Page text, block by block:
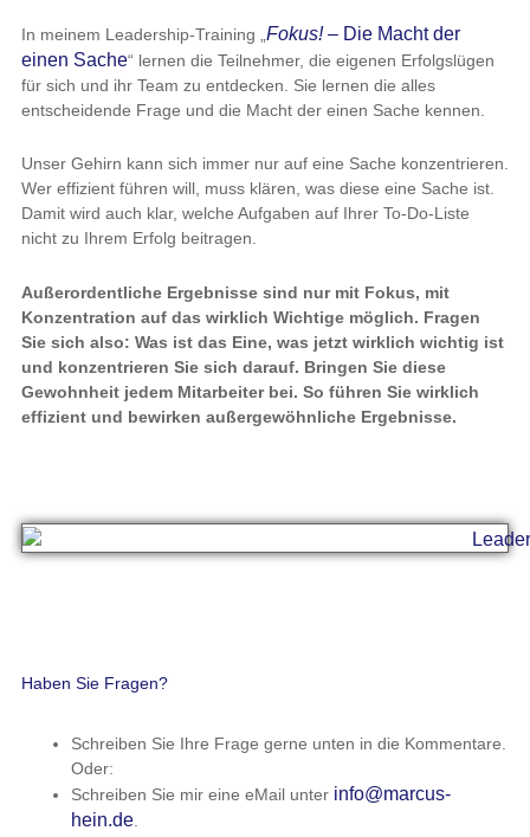
In meinem Leadership-Training „ Fokus!– Die Macht der
einen Sache“ lernen die Teilnehmer, die eigenen Erfolgslügen
für sich und ihr Team zu entdecken. Sie lernen die alles
entscheidende Frage und die Macht der einen Sache kennen.
Unser Gehirn kann sich immer nur auf eine Sache konzentrieren.
Wer effizient führen will, muss klären, was diese eine Sache ist.
Damit wird auch klar, welche Aufgaben auf Ihrer To-Do-Liste
nicht zu Ihrem Erfolg beitragen.
Außerordentliche Ergebnisse sind nur mit Fokus, mit
Konzentration auf das wirklich Wichtige möglich. Fragen
Sie sich also: Was ist das Eine, was jetzt wirklich wichtig ist
und konzentrieren Sie sich darauf. Bringen Sie diese
Gewohnheit jedem Mitarbeiter bei. So führen Sie wirklich
effizient und bewirken außergewöhnliche Ergebnisse.
Haben Sie Fragen?
Schreiben Sie Ihre Frage gerne unten in die Kommentare.
Oder:
Schreiben Sie mir eine eMail unter info@marcus-
hein.de.